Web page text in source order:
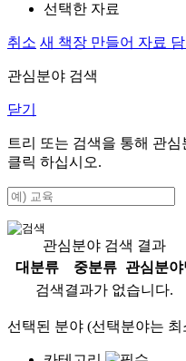
선택한 자료
취소 새 책장 만들어 자료 담
관심분야 검색
닫기
트리 또는 검색을 통해 관
클릭 하십시오.
관심분야 검색 결과
대분류
중분류
관심분야
검색결과가 없습니다.
선택된 분야 (선택분야는